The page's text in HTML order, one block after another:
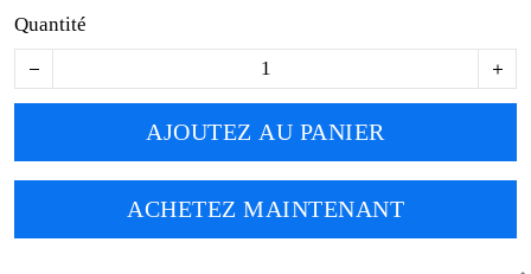
Quantité
AJOUTEZ AU PANIER
ACHETEZ MAINTENANT